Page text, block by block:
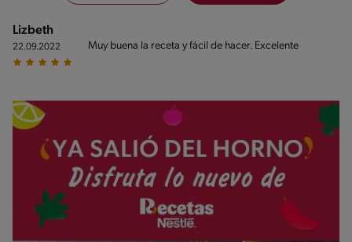
Lizbeth
22.09.2022 Muy buena la receta y fácil de hacer. Excelente